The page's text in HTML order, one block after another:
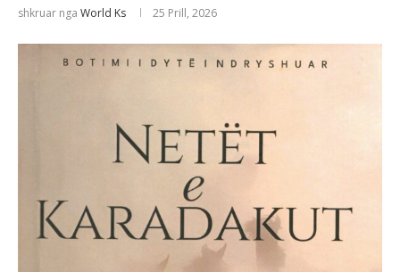
shkruar nga World Ks 25 Prill, 2026